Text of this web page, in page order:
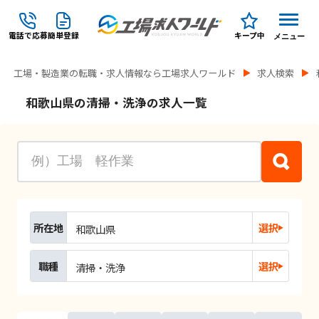
電話で応募簡単登録 キープ中 メニュー
工場・製造業の転職・求人情報なら工場求人ワールド 求人検索
和歌山県の清掃・洗浄の求人一覧
所在地 和歌山県 選択
職種 清掃・洗浄 選択